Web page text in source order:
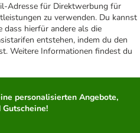
Adresse für Direktwerbung für
zu verwenden. Du kannst
dass hierfür andere als die
entstehen, indem du den
Weitere Informationen findest du
personalisierten Angebote,